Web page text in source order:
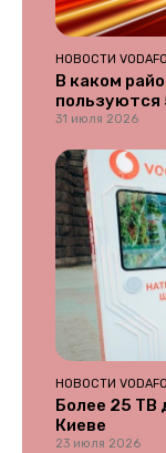
НОВОСТИ
В каком
пользуются
31 июля 2026
НОВОСТИ
Более 25 ТВ
Киеве
23 июля 2026